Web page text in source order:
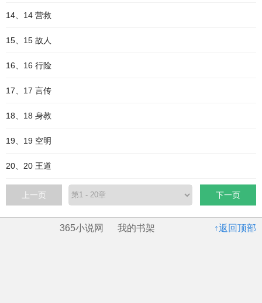
14、14 营救
15、15 故人
16、16 行险
17、17 言传
18、18 身教
19、19 空明
20、20 王道
上一页 下一页
↑返回顶部
365小说网 我的书架